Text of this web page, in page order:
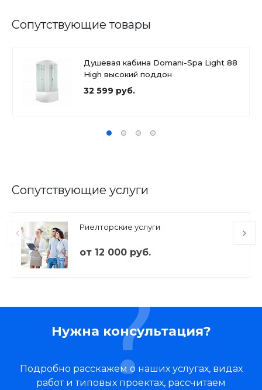
Сопутствующие товары
Душевая кабина Domani-Spa Light 88
High высокий поддон
32 599 руб.
Сопутствующие услуги
Риелторские услуги
от 12 000 руб.
Нужна консультация?
Подробно расскажем о наших услугах, видах
работ и типовых проектах, рассчитаем